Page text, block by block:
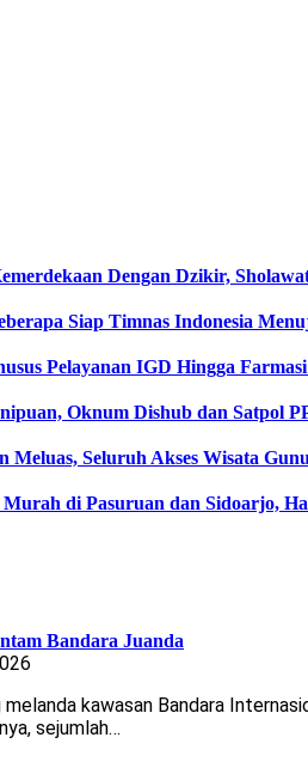
Dengan Dzikir,
Siap Timnas Indonesia
Pelayanan IGD Hingga
Oknum Dishub dan Satpol
Seluruh Akses Wisata
di Pasuruan dan Sidoarjo,
Bandara Juanda
kawasan Bandara
sejumlah…